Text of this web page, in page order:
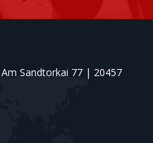
Sandtorkai 77 | 20457